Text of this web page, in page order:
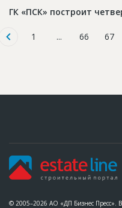
ГК «ПСК» построит
1 ... 66 67
© 2005–2026 АО «ДП Бизнес Пресс».